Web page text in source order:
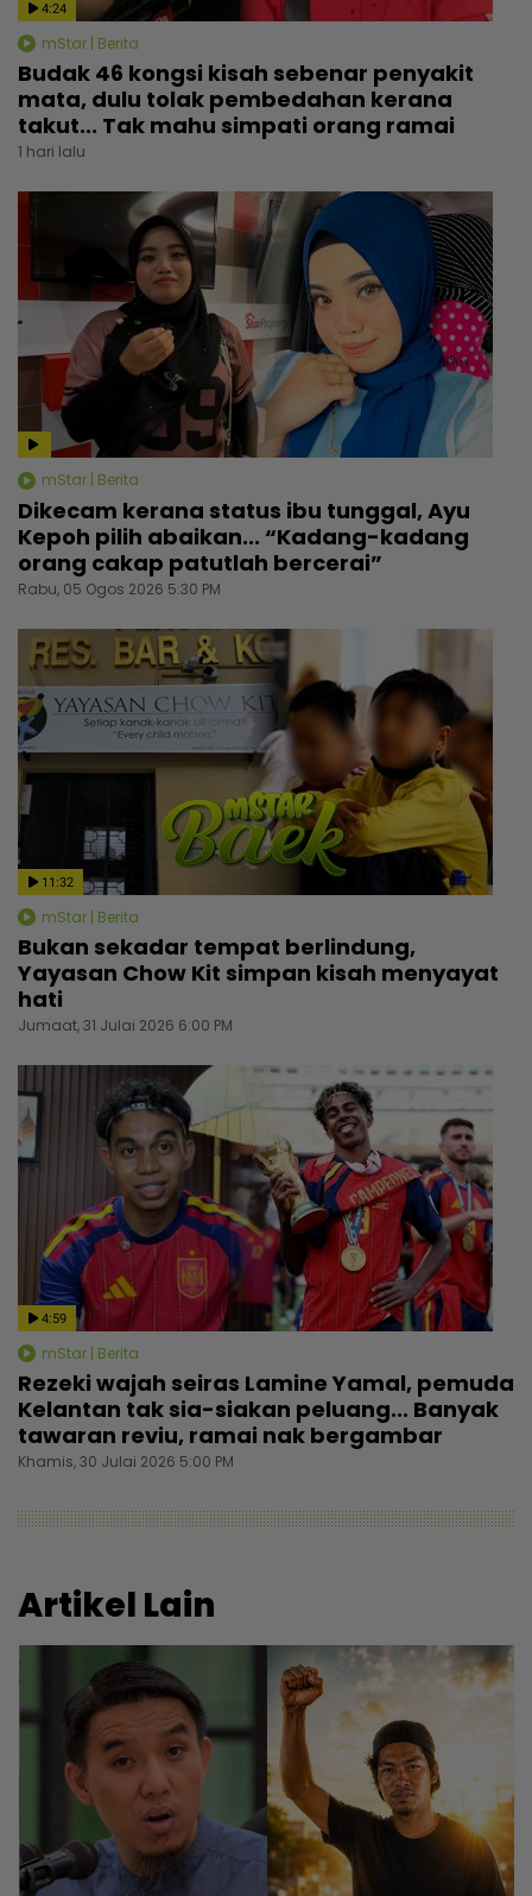
4:24
mStar | Berita
Budak 46 kongsi kisah sebenar penyakit
mata, dulu tolak pembedahan kerana
takut... Tak mahu simpati orang ramai
1 hari lalu
mStar | Berita
Dikecam kerana status ibu tunggal, Ayu
Kepoh pilih abaikan... “Kadang-kadang
orang cakap patutlah bercerai”
Rabu, 05 Ogos 2026 5:30 PM
11:32
mStar | Berita
Bukan sekadar tempat berlindung,
Yayasan Chow Kit simpan kisah menyayat
hati
Jumaat, 31 Julai 2026 6:00 PM
4:59
mStar | Berita
Rezeki wajah seiras Lamine Yamal, pemuda
Kelantan tak sia-siakan peluang... Banyak
tawaran reviu, ramai nak bergambar
Khamis, 30 Julai 2026 5:00 PM
Artikel Lain